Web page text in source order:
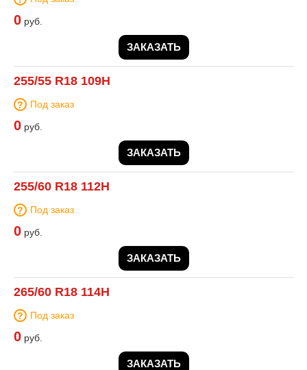
0 руб.
ЗАКАЗАТЬ
255/55 R18 109H
Под заказ
0 руб.
ЗАКАЗАТЬ
255/60 R18 112H
Под заказ
0 руб.
ЗАКАЗАТЬ
265/60 R18 114H
Под заказ
0 руб.
ЗАКАЗАТЬ